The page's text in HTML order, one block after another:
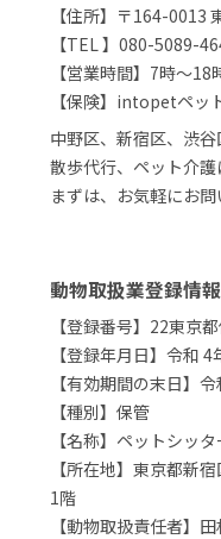
【住所】〒164-0013
【TEL 】080-5089-
【営業時間】7時〜18
【保険】intopetペッ
中野区、新宿区、渋谷
散歩代行、ペット介護
まずは、お気軽にお問
動物取扱業登録情報
【登録番号】22東京
【登録年月日】令和
【有効期間の末日】
【種別】保管
【名称】ペットシッ
【所在地】東京都新
1階
【動物取扱責任者】